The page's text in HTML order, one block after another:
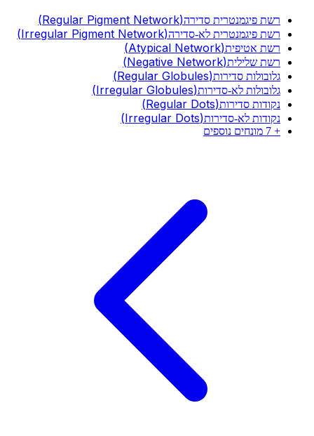
רשת פיגמנטרית סדירה (Regular Pigment Network)
רשת פיגמנטרית לא-סדירה (Irregular Pigment Network)
רשת אטיפית (Atypical Network)
רשת שלילית (Negative Network)
גלובולות סדירות (Regular Globules)
גלובולות לא-סדירות (Irregular Globules)
נקודות סדירות (Regular Dots)
נקודות לא-סדירות (Irregular Dots)
+
7 מונחים נוספים